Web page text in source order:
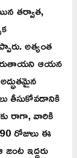
తర్వాత,
అత్యంత
ఆయన
తీసుకోవడానికి
రాగా, వారికి
రోజులు ఈ
ఇద్దరు